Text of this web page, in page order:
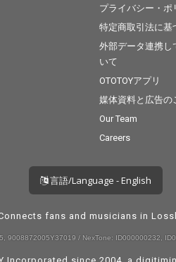
愛好家まで幅広
める一枚です。
プライバシー・ポ
特定商取引法に基
外部データ連携し
いて
OTOTOYアプリ
媒体資料と広告の
Our Team
Careers
言語/Language - English
fans and musicians in
9008872005Y37019 / NexTone: ID000000232,